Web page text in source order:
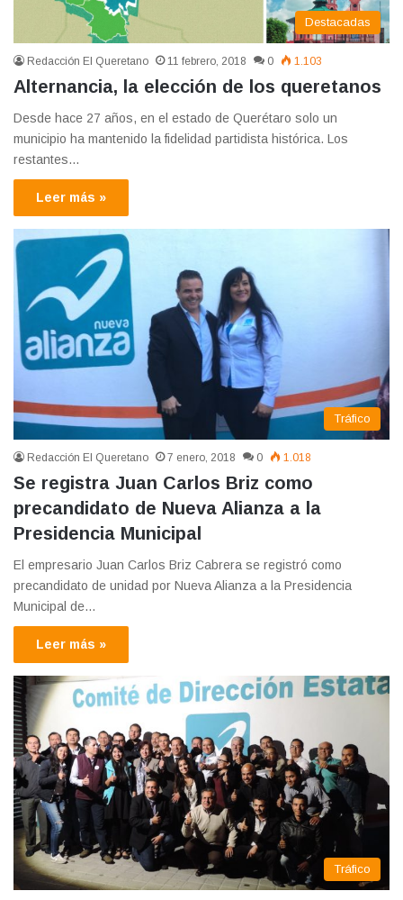
Destacadas
Redacción El Queretano 11 febrero, 2018 0 1.103
Alternancia, la elección de los queretanos
Desde hace 27 años, en el estado de Querétaro solo un
municipio ha mantenido la fidelidad partidista histórica. Los
restantes…
Leer más »
Tráfico
Redacción El Queretano 7 enero, 2018 0 1.018
Se registra Juan Carlos Briz como
precandidato de Nueva Alianza a la
Presidencia Municipal
El empresario Juan Carlos Briz Cabrera se registró como
precandidato de unidad por Nueva Alianza a la Presidencia
Municipal de…
Leer más »
Tráfico